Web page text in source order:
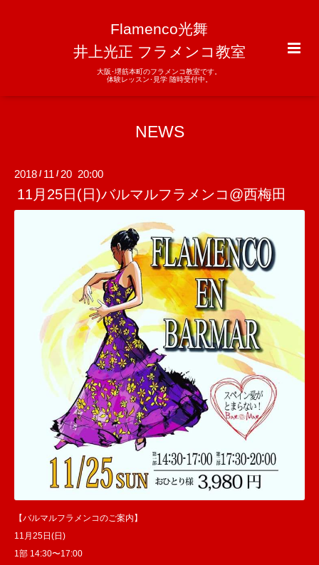
Flamenco光舞
井上光正 フラメンコ教室
大阪･堺筋本町のフラメンコ教室です。
体験レッスン･見学 随時受付中。
NEWS
2018 / 11 / 20 20:00
11月25日(日)バルマルフラメンコ@西梅田
【バルマルフラメンコのご案内】
11月25日(日)
1部 14:30〜17:00